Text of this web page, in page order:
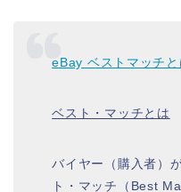
eBay ベストマッチ
ベスト・マッチとは
バイヤー（購入者）
ト・マッチ（Best